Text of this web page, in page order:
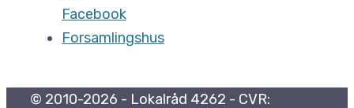
Facebook
Forsamlingshus
© 2010-2026 - Lokalråd 4262 - CVR: